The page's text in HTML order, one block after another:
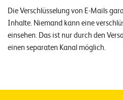
Die Verschlüsselung von E-Mails
Inhalte. Niemand kann eine
einsehen. Das ist nur durch den
einen separaten Kanal möglich.